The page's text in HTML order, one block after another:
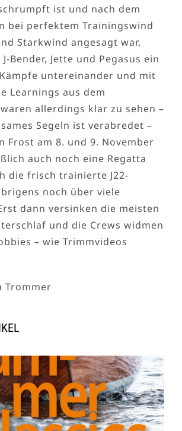
ist und nach dem
bei perfektem Trainingswind
Starkwind angesagt war,
Bender, Jette und Pegasus ein
untereinander und mit
Learnings aus dem
allerdings klar zu sehen –
Segeln ist verabredet –
Frost am 8. und 9. November
auch noch eine Regatta
die frisch trainierte J22-
noch über viele
dann versinken die meisten
und die Crews widmen
– wie Trimmvideos
Trommer